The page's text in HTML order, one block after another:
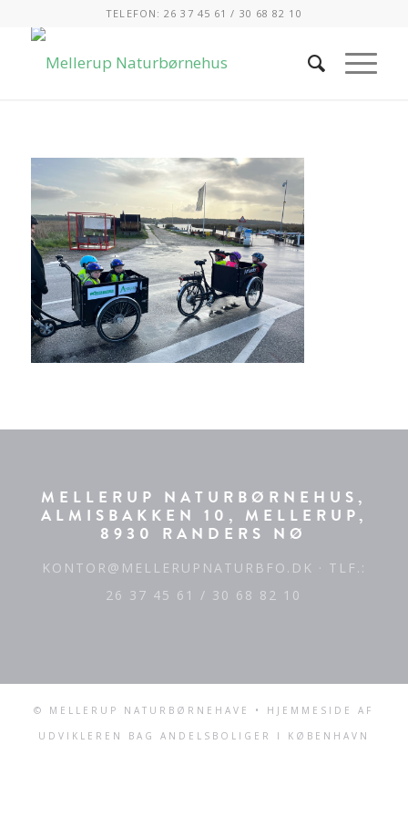
TELEFON: 26 37 45 61 / 30 68 82 10
MELLERUP NATURBØRNEHUS,
ALMISBAKKEN 10, MELLERUP,
8930 RANDERS NØ
KONTOR@MELLERUPNATURBFO.DK · TLF.:
26 37 45 61 / 30 68 82 10
© MELLERUP NATURBØRNEHAVE • HJEMMESIDE AF
UDVIKLEREN BAG ANDELSBOLIGER I KØBENHAVN